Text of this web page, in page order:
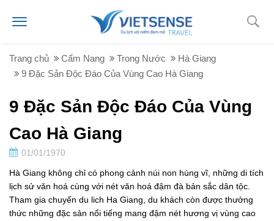
Trang chủ Cẩm Nang Trong Nước
Hà Giang
9 Đặc Sản Độc Đáo Của Vùng Cao Hà Giang
9 Đặc Sản Độc Đáo Của Vùng
Cao Hà Giang
01/01/1970
Hà Giang không chỉ có phong cảnh núi non hùng vĩ, những di tích
lịch sử văn hoá cùng với nét văn hoá đậm đà bản sắc dân tộc.
Tham gia chuyến du lich Ha Giang, du khách còn được thưởng
thức những đặc sản nổi tiếng mang đậm nét hương vị vùng cao